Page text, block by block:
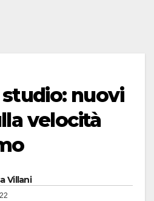
nuovi
velocità
Villani